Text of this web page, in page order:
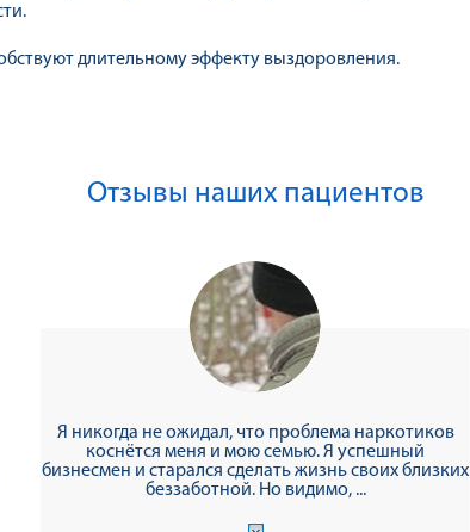
длительному эффекту выздоровления.
Отзывы наших пациентов
Я никогда не ожидал, что проблема наркотиков
коснётся меня и мою семью. Я успешный
бизнесмен и старался сделать жизнь своих близких
беззаботной. Но видимо, ...